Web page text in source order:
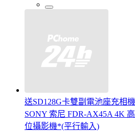
送SD128G卡雙副電池座充相
SONY 索尼 FDR-AX45A 4K
位攝影機*(平行輸入)